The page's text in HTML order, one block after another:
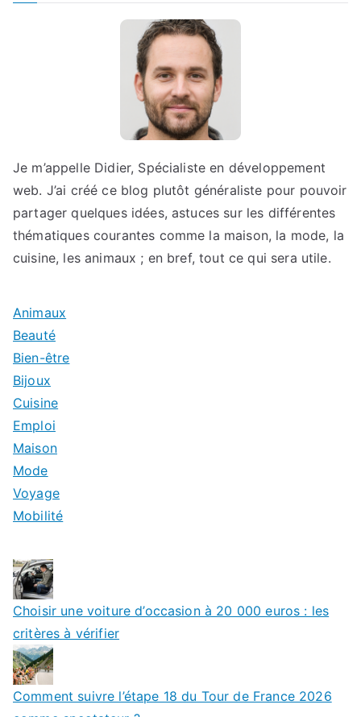
Je m’appelle Didier, Spécialiste en développement
web. J’ai créé ce blog plutôt généraliste pour pouvoir
partager quelques idées, astuces sur les différentes
thématiques courantes comme la maison, la mode, la
cuisine, les animaux ; en bref, tout ce qui sera utile.
Animaux
Beauté
Bien-être
Bijoux
Cuisine
Emploi
Maison
Mode
Voyage
Mobilité
Choisir une voiture d’occasion à 20 000 euros : les
critères à vérifier
Comment suivre l’étape 18 du Tour de France 2026